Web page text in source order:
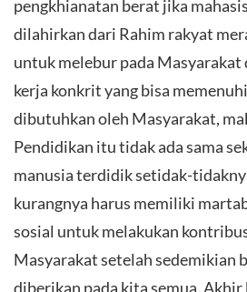
pengkhianatan berat jika
dilahirkan dari Rahim rakyat
untuk melebur pada Masyarakat
kerja konkrit yang bisa
dibutuhkan oleh Masyarakat,
Pendidikan itu tidak ada sama
manusia terdidik setidak-
kurangnya harus memiliki
sosial untuk melakukan
Masyarakat setelah sedemikian
diberikan pada kita semua.